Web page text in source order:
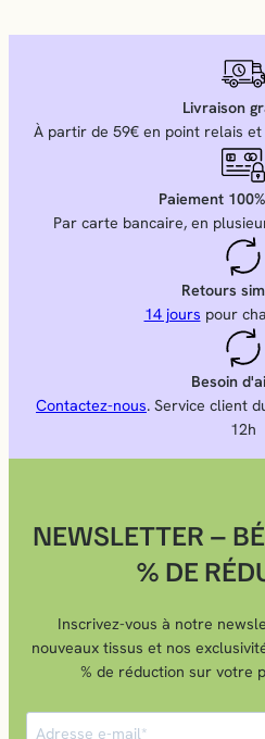
Livraison
À partir de 59€ en point relais
Paiement
Par carte bancaire, en
Retours
14 jours pour
Besoin
Contactez-nous. Service client
12h
NEWSLETTER –
% DE
Inscrivez-vous à notre
nouveaux tissus et nos
% de réduction sur votre